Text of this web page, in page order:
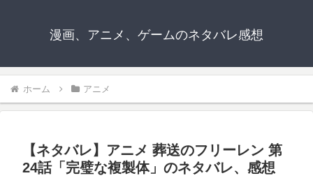
漫画、アニメ、ゲームのネタバレ感想
ホーム アニメ
【ネタバレ】アニメ 葬送のフリーレン 第
24話「完璧な複製体」のネタバレ、感想